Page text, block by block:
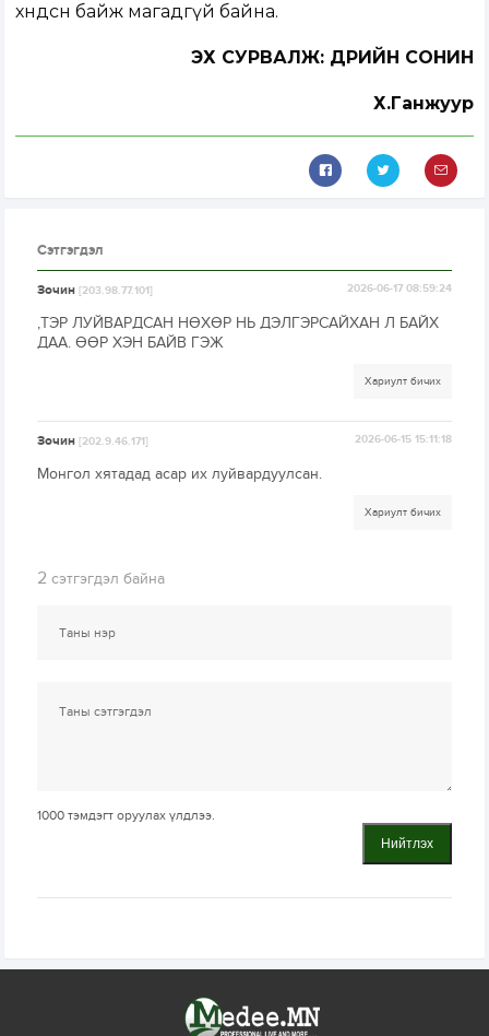
хөндсөн байж магадгүй байна.
ЭХ СУРВАЛЖ: ӨДРИЙН СОНИН
Х.Ганжуур
Сэтгэгдэл
Зочин[203.98.77.101] 2026-06-17 08:59:24
,ТЭР ЛУЙВАРДСАН НӨХӨР НЬ ДЭЛГЭРСАЙХАН Л БАЙХ
ДАА. ӨӨР ХЭН БАЙВ ГЭЖ
Хариулт бичих
Зочин[202.9.46.171] 2026-06-15 15:11:18
Монгол хятадад асар их луйвардуулсан.
Хариулт бичих
2 сэтгэгдэл байна
1000 тэмдэгт оруулах үлдлээ.
Нийтлэх